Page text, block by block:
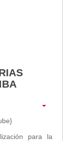
para la